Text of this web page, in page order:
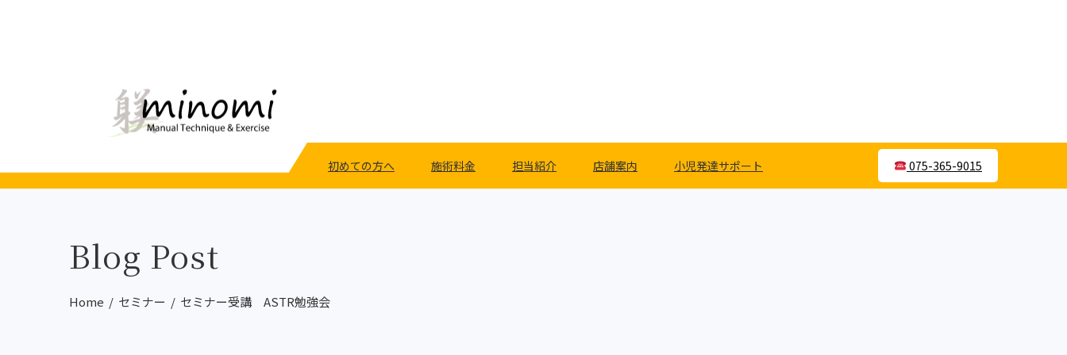
初めての方へ 施術料金 担当紹介 店舗案内 小児発達サポート 075-365-9015
Blog Post
Home セミナー セミナー受講 ASTR勉強会